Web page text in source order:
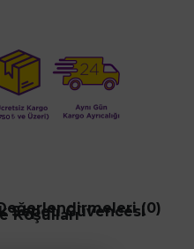
(0)
Sepeti Güvencesi
Koşulları